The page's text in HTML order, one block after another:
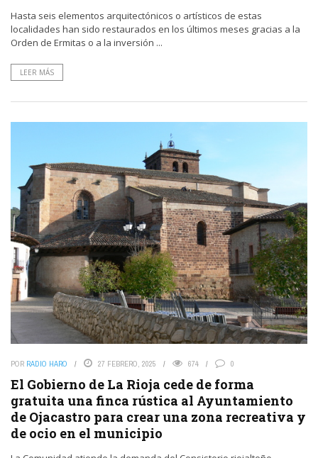
Hasta seis elementos arquitectónicos o artísticos de estas
localidades han sido restaurados en los últimos meses gracias a la
Orden de Ermitas o a la inversión ...
LEER MÁS
POR RADIO HARO 27 FEBRERO, 2025 674 0
El Gobierno de La Rioja cede de forma
gratuita una finca rústica al Ayuntamiento
de Ojacastro para crear una zona recreativa y
de ocio en el municipio